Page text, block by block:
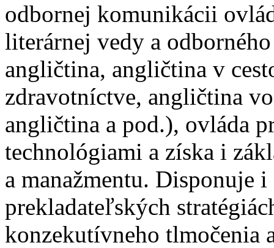
odbornej komunikácii
literárnej vedy a
angličtina, angličtina v
zdravotníctve, angličtina
angličtina a pod.), ovláda
technológiami a získa i
a manažmentu. Disponuje
prekladateľských
konzekutívneho tlmočenia